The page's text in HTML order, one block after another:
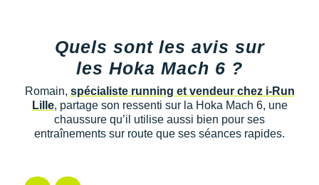
Quels sont les avis sur
les Hoka Mach 6 ?
Romain, spécialiste running et vendeur chez i-Run
Lille, partage son ressenti sur la Hoka Mach 6, une
chaussure qu’il utilise aussi bien pour ses
entraînements sur route que ses séances rapides.
The North Face
Under Armour
+ Voir toutes les marques
The North Face
Under Armour
+ Voir toutes les marques
Scott
+ Voir toutes les marques
DÉSTOCKAGE
Under Armour
+ Voir toutes les marques
DÉSTOCKAGE
+ Voir tous lesvêtements femme
Withings
X-Moove
+ Voir toutes les marques
+ Voir tous les produitsélectroniques
Trouvez votre montre sport GPS
Équipe de France
Jumelles
Lacets / guêtres / semelles / pointes
Orientation
Raidlight
Zamst
+ Voir toutes les marques
Icebreaker